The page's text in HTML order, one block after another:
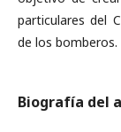
particulares del
de los bomberos.
Biografía del